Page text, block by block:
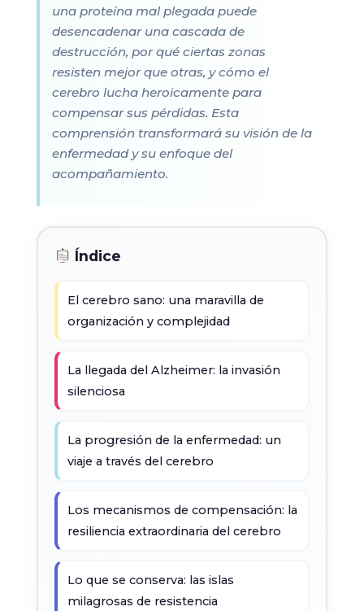
una proteína mal plegada puede
desencadenar una cascada de
destrucción, por qué ciertas zonas
resisten mejor que otras, y cómo el
cerebro lucha heroicamente para
compensar sus pérdidas. Esta
comprensión transformará su visión de la
enfermedad y su enfoque del
acompañamiento.
Índice
El cerebro sano: una maravilla de
organización y complejidad
La llegada del Alzheimer: la invasión
silenciosa
La progresión de la enfermedad: un
viaje a través del cerebro
Los mecanismos de compensación: la
resiliencia extraordinaria del cerebro
Lo que se conserva: las islas
milagrosas de resistencia